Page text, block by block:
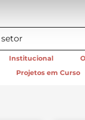
Institucional
Projetos em Curso